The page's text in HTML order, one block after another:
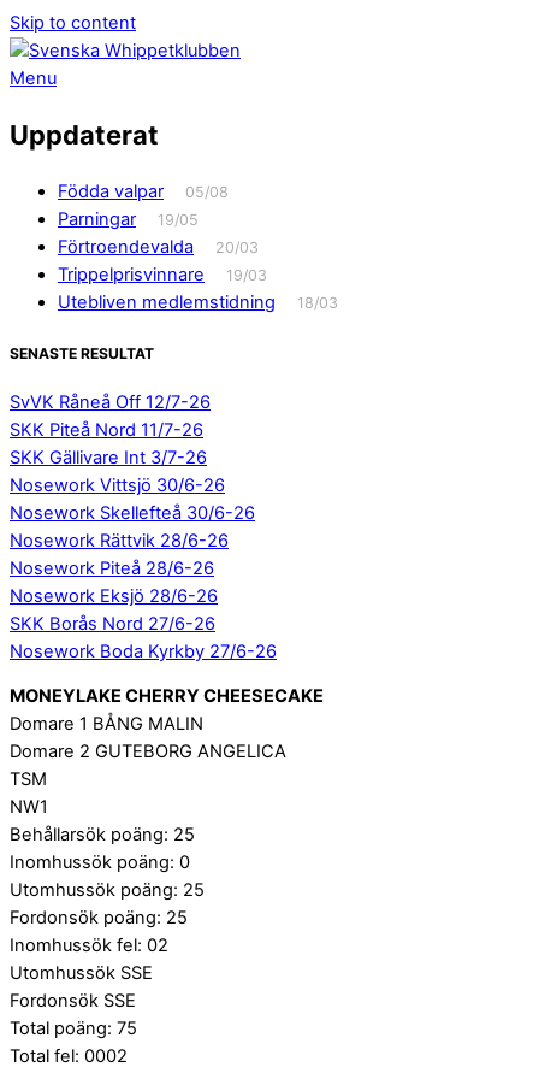
Skip to content
Menu
Uppdaterat
Födda valpar 05/08
Parningar 19/05
Förtroendevalda 20/03
Trippelprisvinnare 19/03
Utebliven medlemstidning 18/03
SENASTE RESULTAT
SvVK Råneå Off 12/7-26
SKK Piteå Nord 11/7-26
SKK Gällivare Int 3/7-26
Nosework Vittsjö 30/6-26
Nosework Skellefteå 30/6-26
Nosework Rättvik 28/6-26
Nosework Piteå 28/6-26
Nosework Eksjö 28/6-26
SKK Borås Nord 27/6-26
Nosework Boda Kyrkby 27/6-26
MONEYLAKE CHERRY CHEESECAKE
Domare 1 BÅNG MALIN
Domare 2 GUTEBORG ANGELICA
TSM
NW1
Behållarsök poäng: 25
Inomhussök poäng: 0
Utomhussök poäng: 25
Fordonsök poäng: 25
Inomhussök fel: 02
Utomhussök SSE
Fordonsök SSE
Total poäng: 75
Total fel: 0002